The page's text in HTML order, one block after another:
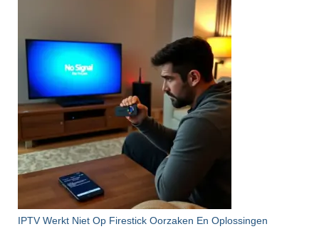
IPTV Werkt Niet Op Firestick Oorzaken En Oplossingen